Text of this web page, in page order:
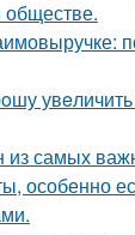
обществе.
из самых
особенно